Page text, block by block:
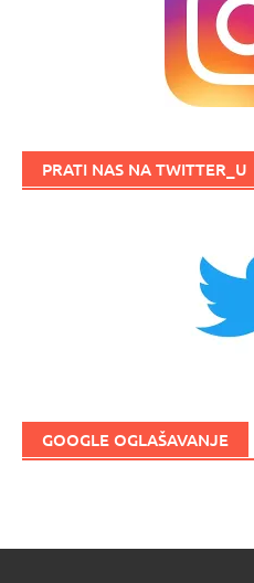
PRATI NAS NA TWITTER_U
GOOGLE OGLAŠAVANJE